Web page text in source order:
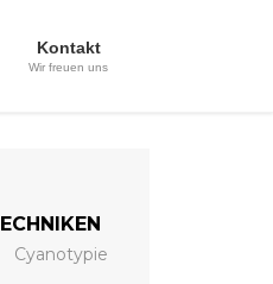
Kontakt
Wir freuen uns
Cyanotypie